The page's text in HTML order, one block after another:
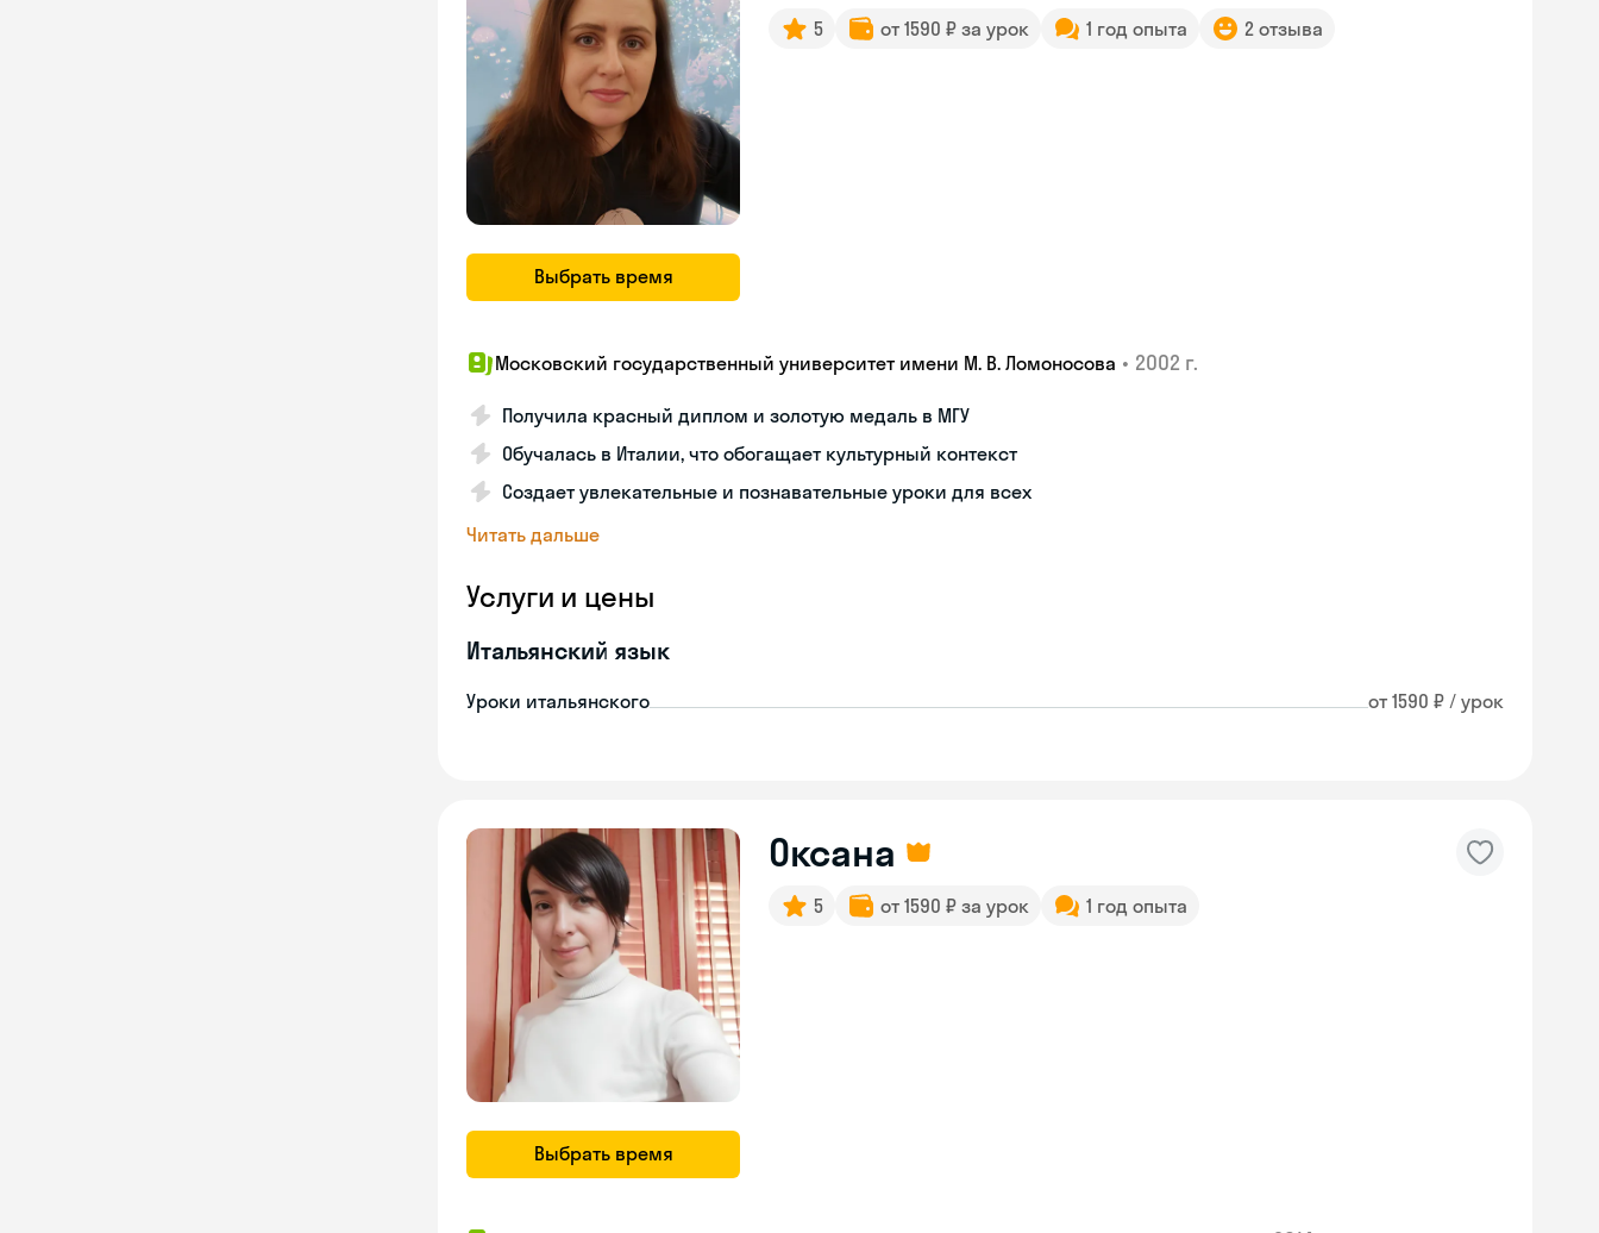
Выбрать время
5 от 1590 ₽ за урок 1 год опыта 2 отзыва
Московский государственный университет имени М. В. Ломоносова • 2002 г.
Получила красный диплом и золотую медаль в МГУ
Обучалась в Италии, что обогащает культурный контекст
Создает увлекательные и познавательные уроки для всех
Читать дальше
Услуги и цены
Итальянский язык
Уроки итальянского от 1590 ₽ / урок
Выбрать время
Оксана
5 от 1590 ₽ за урок 1 год опыта